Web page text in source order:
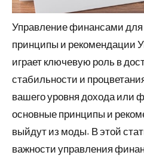
Управление финансами
принципы и рекомендации
играет ключевую роль в
стабильности и
вашего уровня дохода или
основные принципы и
выйдут из моды. В этой
важности управления